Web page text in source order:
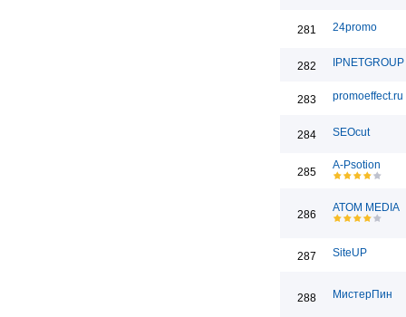
281 24promo
282 IPNETGROUP
283 promoeffect.ru
284 SEOcut
285
A-Psotion
286
ATOM MEDIA
287 SiteUP
288 МистерПин